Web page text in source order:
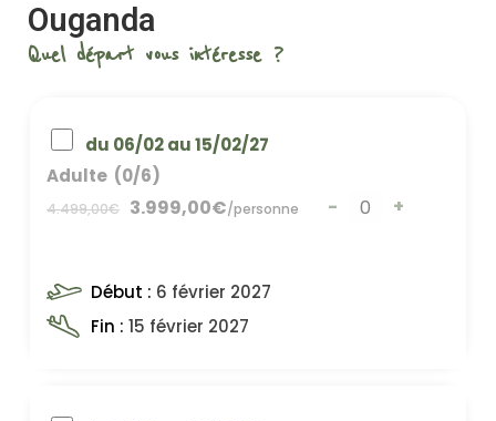
Ouganda
Quel départ vous intéresse ?
du 06/02 au 15/02/27
Adulte (0/6)
4.499,00€ 3.999,00€/personne - +
Début : 6 février 2027
Fin : 15 février 2027